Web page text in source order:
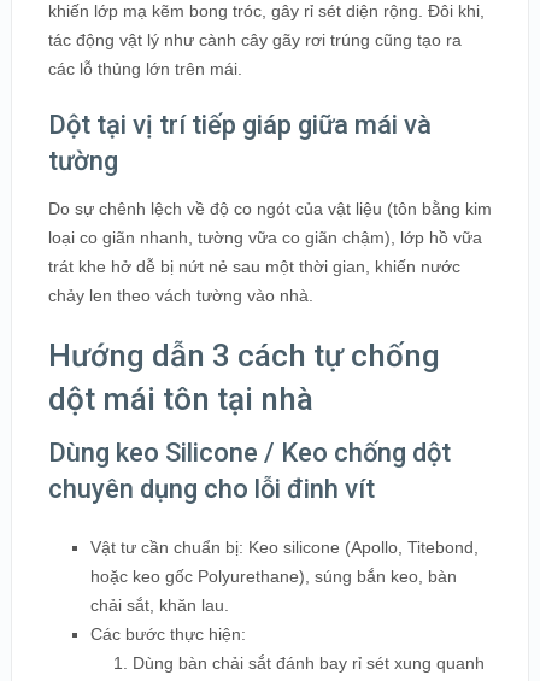
khiến lớp mạ kẽm bong tróc, gây rỉ sét diện rộng. Đôi khi,
tác động vật lý như cành cây gãy rơi trúng cũng tạo ra
các lỗ thủng lớn trên mái.
Dột tại vị trí tiếp giáp giữa mái và
tường
Do sự chênh lệch về độ co ngót của vật liệu (tôn bằng kim
loại co giãn nhanh, tường vữa co giãn chậm), lớp hồ vữa
trát khe hở dễ bị nứt nẻ sau một thời gian, khiến nước
chảy len theo vách tường vào nhà.
Hướng dẫn 3 cách tự chống
dột mái tôn tại nhà
Dùng keo Silicone / Keo chống dột
chuyên dụng cho lỗi đinh vít
Vật tư cần chuẩn bị: Keo silicone (Apollo, Titebond,
hoặc keo gốc Polyurethane), súng bắn keo, bàn
chải sắt, khăn lau.
Các bước thực hiện:
Dùng bàn chải sắt đánh bay rỉ sét xung quanh